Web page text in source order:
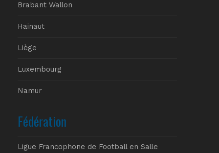
Brabant Wallon
Hainaut
Liège
Luxembourg
Namur
Fédération
Ligue Francophone de Football en Salle